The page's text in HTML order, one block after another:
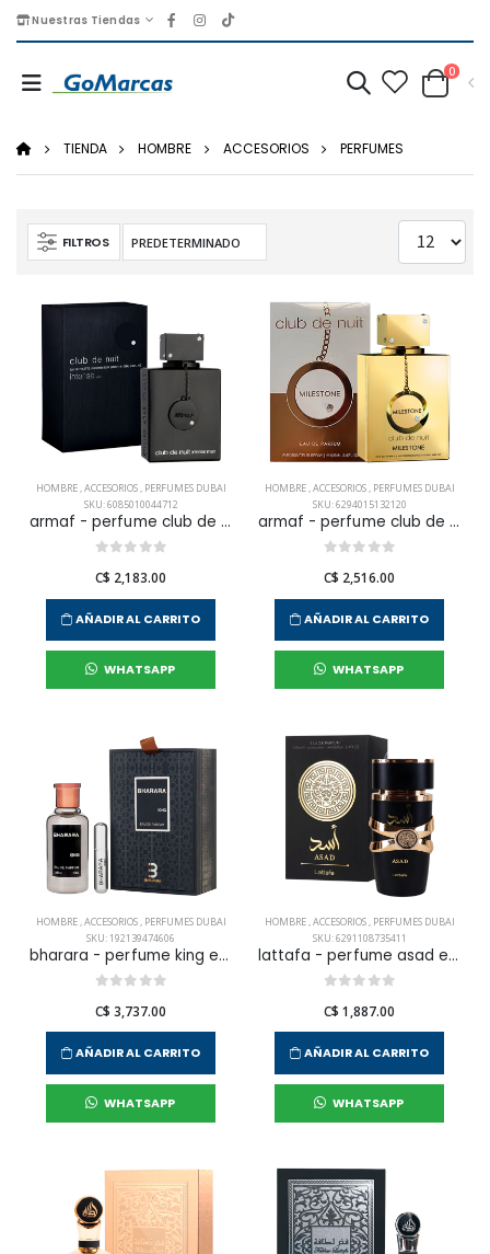
Nuestras Tiendas
0
TIENDA HOMBRE ACCESORIOS PERFUMES
FILTROS
HOMBRE,ACCESORIOS, PERFUMES DUBAI
SKU: 6085010044712
armaf - perfume club de nuit intense edt 105 ml para hombre
C$ 2,183.00
AÑADIR AL CARRITO
WHATSAPP
HOMBRE,ACCESORIOS, PERFUMES DUBAI
SKU: 6294015132120
armaf - perfume club de nuit milestone edp 105 ml para hombre
C$ 2,516.00
AÑADIR AL CARRITO
WHATSAPP
HOMBRE,ACCESORIOS, PERFUMES DUBAI
SKU: 192139474606
bharara - perfume king edp 100ml h para hombre
C$ 3,737.00
AÑADIR AL CARRITO
WHATSAPP
HOMBRE,ACCESORIOS, PERFUMES DUBAI
SKU: 6291108735411
lattafa - perfume asad edp 100 ml para hombre
C$ 1,887.00
AÑADIR AL CARRITO
WHATSAPP